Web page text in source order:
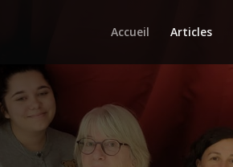
Accueil Articles